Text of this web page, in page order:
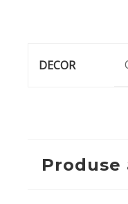
DECOR
Produse